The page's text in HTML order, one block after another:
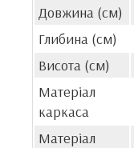
Довжина (см)
Глибина (см)
Висота (см)
Матеріал
каркаса
Матеріал